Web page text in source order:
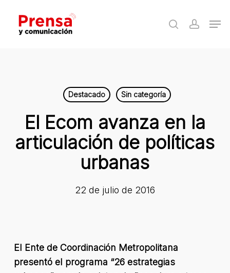
main
search
Destacado Sin categoría
El Ecom avanza en la
articulación de políticas
urbanas
22 de julio de 2016
El Ente de Coordinación Metropolitana
presentó el programa “26 estrategias